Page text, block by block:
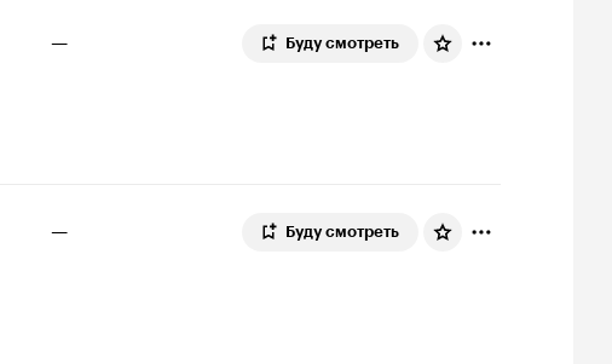
— Буду смотреть
— Буду смотреть